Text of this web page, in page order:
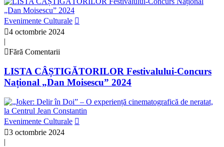
Evenimente Culturale
4 octombrie 2024
|
Fără Comentarii
LISTA CÂȘTIGĂTORILOR Festivalului-Concurs
Național „Dan Moisescu” 2024
Evenimente Culturale
3 octombrie 2024
|